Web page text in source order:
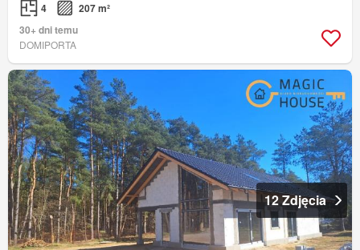
4
207 m²
30+ dni temu
DOMIPORTA
12 Zdjęcia